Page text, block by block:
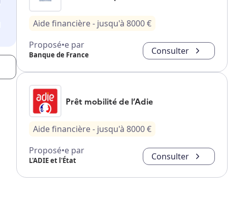
Aide financière- jusqu'à 8000€
Proposé•e par
Banque de France Consulter
Prêt mobilité de l’Adie
Aide financière- jusqu'à 8000€
Proposé•e par
L'ADIE et l'État Consulter